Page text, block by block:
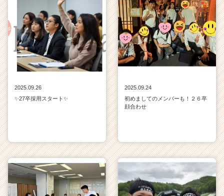
2025.09.26
✨27卒採用スタート✨
2025.09.24
初めましてのメンバーも！２６卒
顔合わせ